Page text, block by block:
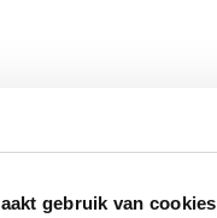
gebruik van cookies
uit voorraad